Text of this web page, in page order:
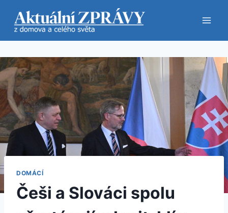
obsah
DOMÁCÍ
Češi a Slováci spolu